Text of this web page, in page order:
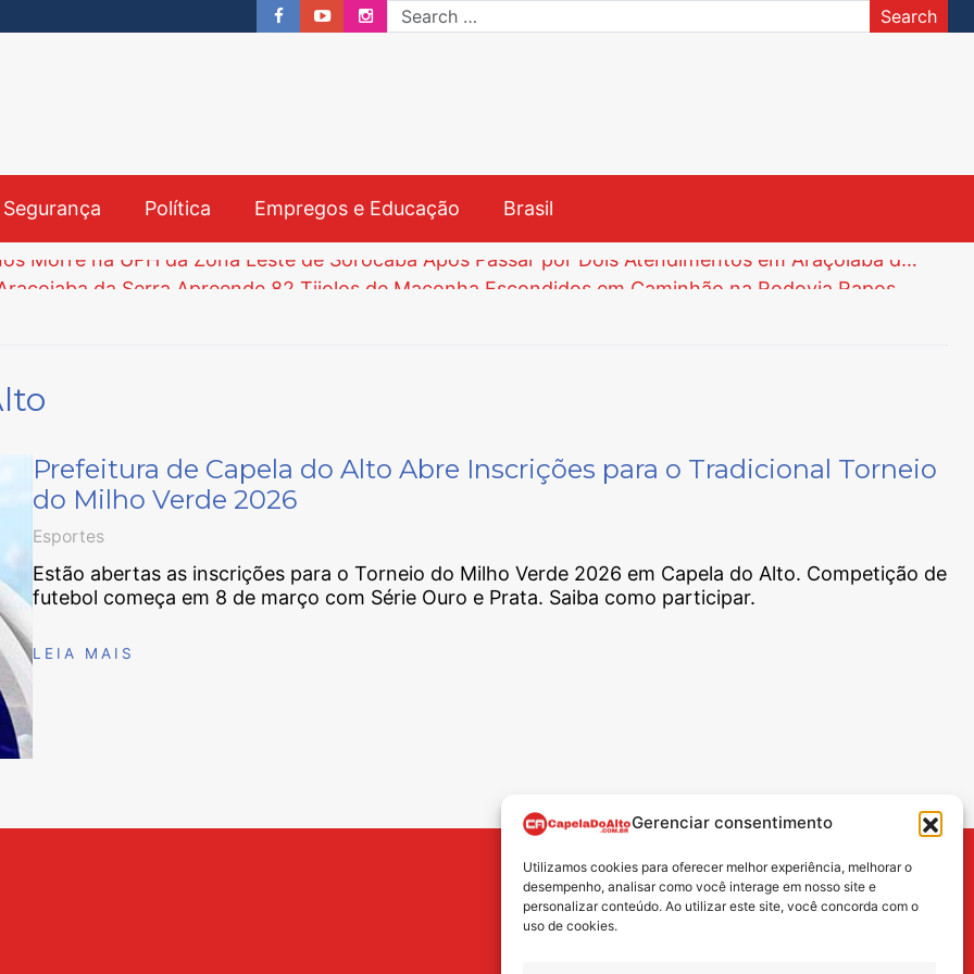
Gerenciar consentimento
Utilizamos cookies para oferecer melhor experiência, melhorar o
desempenho, analisar como você interage em nosso site e
personalizar conteúdo. Ao utilizar este site, você concorda com o
uso de cookies.
Search
Política Empregos e Educação Brasil
Menina de 8 Anos Morre na UPH da Zona Leste de Sorocaba Após Passar por Dois Atendimentos em Araçoiaba da Serra
Processo Seletivo para Agentes Ambientais em São Sebastião e Iperó
Prefeitura de Capela do Alto Abre Inscrições para o Tradicional Torneio
do Milho Verde 2026
Esportes
Estão abertas as inscrições para o Torneio do Milho Verde 2026 em Capela do Alto. Competição de
futebol começa em 8 de março com Série Ouro e Prata. Saiba como participar.
LEIA MAIS
BUSCA